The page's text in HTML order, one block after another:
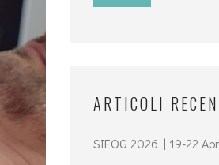
ARTICOLI
SIEOG 2026 | 19-22